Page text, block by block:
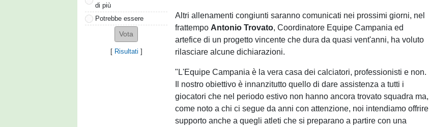
di più
Potrebbe essere
[ Risultati ]
Altri allenamenti congiunti saranno comunicati nei prossimi giorni, nel
frattempo Antonio Trovato, Coordinatore Equipe Campania ed
artefice di un progetto vincente che dura da quasi vent'anni, ha voluto
rilasciare alcune dichiarazioni.
"L'Equipe Campania è la vera casa dei calciatori, professionisti e non.
Il nostro obiettivo è innanzitutto quello di dare assistenza a tutti i
giocatori che nel periodo estivo non hanno ancora trovato squadra ma,
come noto a chi ci segue da anni con attenzione, noi intendiamo offrire
supporto anche a quegli atleti che si preparano a partire con una